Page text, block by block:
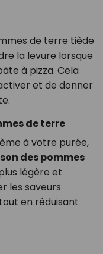
de terre tiède
la levure lorsque
à pizza. Cela
et de donner
de terre
à votre purée,
des pommes
légère et
les saveurs
en réduisant